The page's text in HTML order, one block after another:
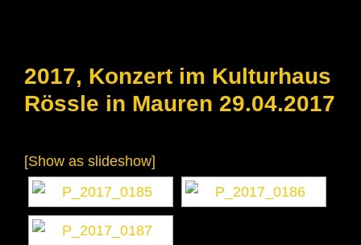
2017, Konzert im Kulturhaus
Rössle in Mauren 29.04.2017
[Show as slideshow]